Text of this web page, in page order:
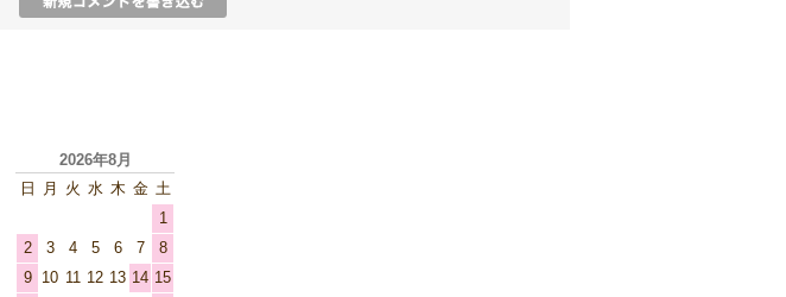
2026年8月
日
月 火 水 木 金 土
1
2
3 4 5 6 7
8
9
10 11 12 13 14 15